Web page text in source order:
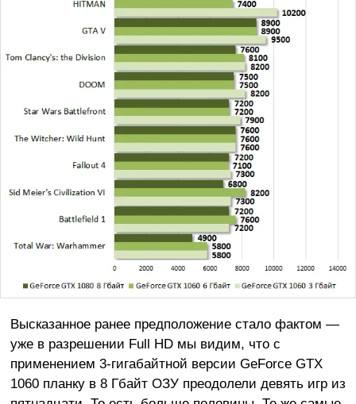
Высказанное ранее предположение стало фактом —
уже в разрешении Full HD мы видим, что с
применением 3-гигабайтной версии GeForce GTX
1060 планку в 8 Гбайт ОЗУ преодолели девять игр из